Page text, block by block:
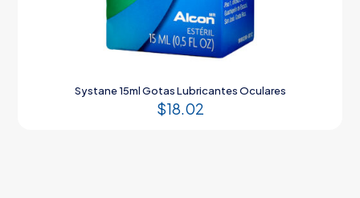
Systane 15ml Gotas Lubricantes Oculares
$18.02